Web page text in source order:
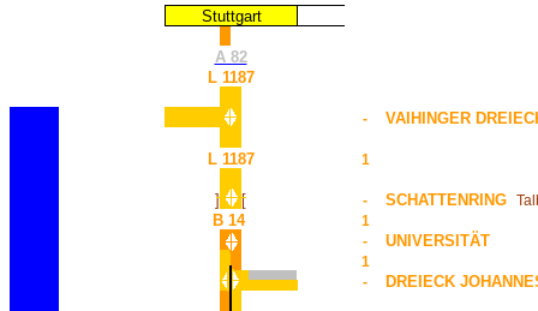
Stuttgart
A 82
L 1187
- VAIHINGER
L 1187 1
] [ - SCHATTENRING
B 14
1
-
UNIVERSITÄT
1
-
DREIECK